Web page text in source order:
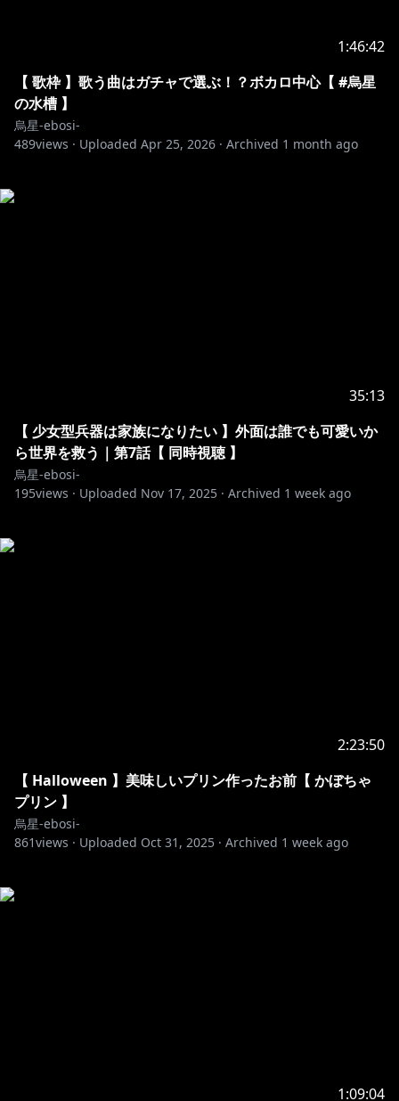
1:46:42
【 歌枠 】歌う曲はガチャで選ぶ！？ボカロ中心【 #烏星
の水槽 】
烏星-ebosi-
489views · Uploaded Apr 25, 2026 · Archived 1 month ago
35:13
【 少女型兵器は家族になりたい 】外面は誰でも可愛いか
ら世界を救う｜第7話【 同時視聴 】
烏星-ebosi-
195views · Uploaded Nov 17, 2025 · Archived 1 week ago
2:23:50
【 Halloween 】美味しいプリン作ったお前【 かぼちゃ
プリン 】
烏星-ebosi-
861views · Uploaded Oct 31, 2025 · Archived 1 week ago
1:09:04